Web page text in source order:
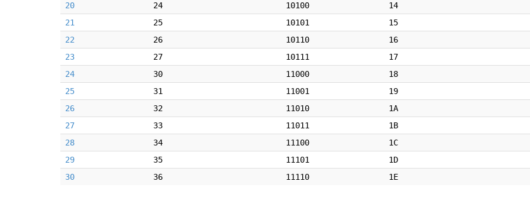
20
24 10100
14
21
25 10101
15
22
26 10110
16
23
27 10111
17
24
30 11000
18
25
31 11001
19
26
32 11010
1A
27
33 11011
1B
28
34 11100
1C
29
35 11101
1D
30
36 11110 1E